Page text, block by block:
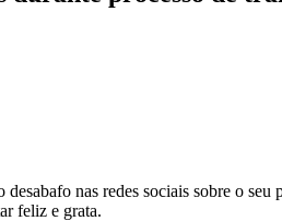
nas redes sociais sobre o
feliz e grata.